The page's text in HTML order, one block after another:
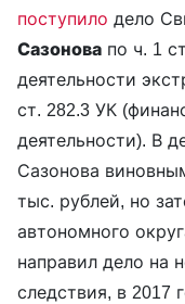
поступило дело
Сазонова по ч. 1
деятельности
ст. 282.3 УК
деятельности). В
Сазонова
тыс. рублей, но
автономного
направил дело на
следствия, в 2017